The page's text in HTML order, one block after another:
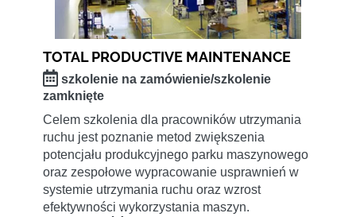
TOTAL PRODUCTIVE MAINTENANCE
szkolenie na zamówienie/szkolenie
zamknięte
Celem szkolenia dla pracowników utrzymania
ruchu jest poznanie metod zwiększenia
potencjału produkcyjnego parku maszynowego
oraz zespołowe wypracowanie usprawnień w
systemie utrzymania ruchu oraz wzrost
efektywności wykorzystania maszyn.